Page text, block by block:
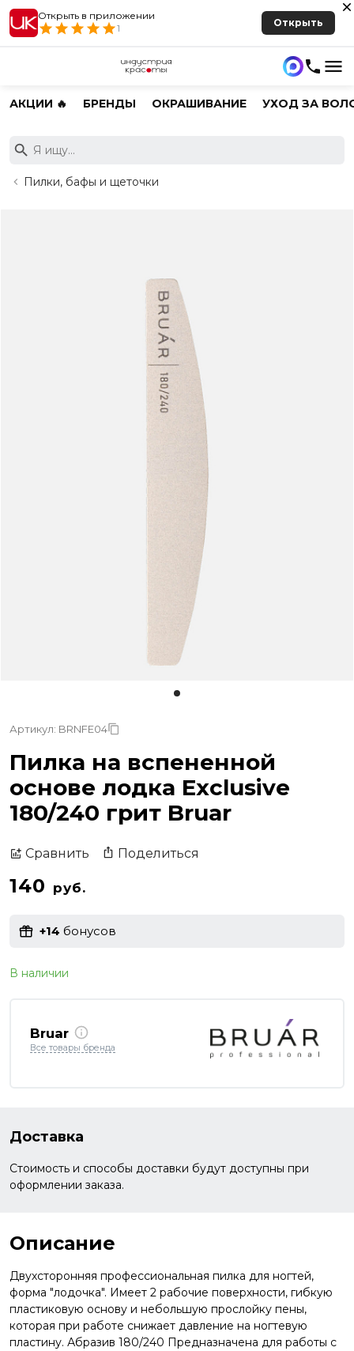
Открыть в приложении
1
Открыть
АКЦИИ 🔥 БРЕНДЫ ОКРАШИВАНИЕ УХОД ЗА
Пилки, бафы и щеточки
Артикул: BRNFE04
Пилка на вспененной
основе лодка Exclusive
180/240 грит Bruar
Сравнить Поделиться
140 руб.
+14 бонусов
В наличии
Bruar
Все товары бренда
Доставка
Стоимость и способы доставки будут доступны при
оформлении заказа.
Описание
Двухсторонняя профессиональная пилка для ногтей,
форма "лодочка". Имеет 2 рабочие поверхности, гибкую
пластиковую основу и небольшую прослойку пены,
которая при работе снижает давление на ногтевую
пластину. Абразив 180/240 Предназначена для работы с